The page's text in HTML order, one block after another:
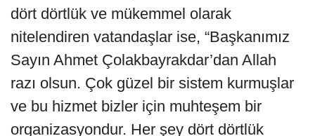
dört dörtlük ve mükemmel olarak
nitelendiren vatandaşlar ise, “Başkanımız
Sayın Ahmet Çolakbayrakdar’dan Allah
razı olsun. Çok güzel bir sistem kurmuşlar
ve bu hizmet bizler için muhteşem bir
organizasyondur. Her şey dört dörtlük